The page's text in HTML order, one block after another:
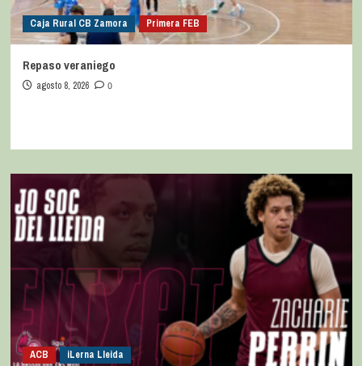
Caja Rural CB Zamora Primera FEB
Repaso veraniego
agosto 8, 2026 0
ACB iLerna Lleida